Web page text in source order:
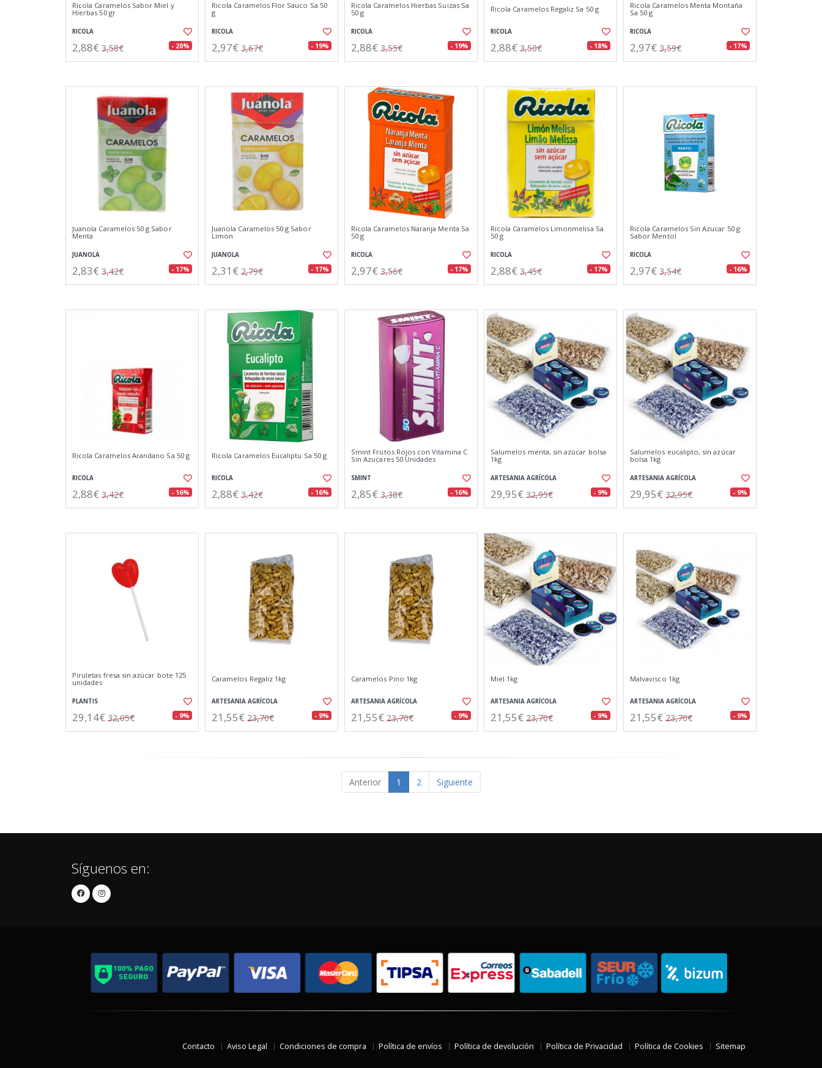
Ricola Caramelos Sabor Miel y
Hierbas 50 gr
RICOLA
2,88€ 3,58€ - 20%
Ricola Caramelos Flor Sauco Sa 50
g
RICOLA
2,97€ 3,67€ - 19%
Ricola Caramelos Hierbas Suizas Sa
50 g
RICOLA
2,88€ 3,55€ - 19%
Ricola Caramelos Regaliz Sa 50 g
RICOLA
2,88€ 3,50€ - 18%
Ricola Caramelos Menta Montaña
Sa 50 g
RICOLA
2,97€ 3,59€ - 17%
Juanola Caramelos 50 g Sabor
Menta
JUANOLA
2,83€ 3,42€ - 17%
Juanola Caramelos 50 g Sabor
Limon
JUANOLA
2,31€ 2,79€ - 17%
Ricola Caramelos Naranja Menta Sa
50 g
RICOLA
2,97€ 3,56€ - 17%
Ricola Caramelos Limonmelisa Sa
50 g
RICOLA
2,88€ 3,45€ - 17%
Ricola Caramelos Sin Azucar 50 g
Sabor Mentol
RICOLA
2,97€ 3,54€ - 16%
Ricola Caramelos Arandano Sa 50 g
RICOLA
2,88€ 3,42€ - 16%
Ricola Caramelos Eucaliptu Sa 50 g
RICOLA
2,88€ 3,42€ - 16%
Smint Frutos Rojos con Vitamina C
Sin Azucares 50 Unidades
SMINT
2,85€ 3,38€ - 16%
Salumelos menta, sin azúcar bolsa
1kg
ARTESANIA AGRÍCOLA
29,95€ 32,95€ - 9%
Salumelos eucalipto, sin azúcar
bolsa 1kg
ARTESANIA AGRÍCOLA
29,95€ 32,95€ - 9%
Piruletas fresa sin azúcar bote 125
unidades
PLANTIS
29,14€ 32,05€ - 9%
Caramelos Regaliz 1kg
ARTESANIA AGRÍCOLA
21,55€ 23,70€ - 9%
Caramelos Pino 1kg
ARTESANIA AGRÍCOLA
21,55€ 23,70€ - 9%
Miel 1kg
ARTESANIA AGRÍCOLA
21,55€ 23,70€ - 9%
Malvavisco 1kg
ARTESANIA AGRÍCOLA
21,55€ 23,70€ - 9%
Anterior 1 2 Siguiente
Síguenos en:
Contacto Aviso Legal Condiciones de compra Política de envíos Política de devolución Política de Privacidad Política de Cookies Sitemap